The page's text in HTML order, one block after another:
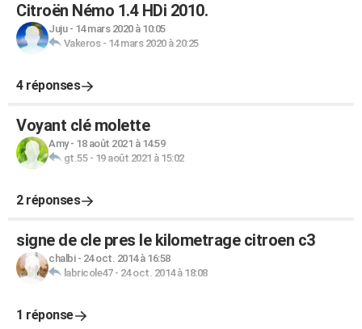
Citroën Némo 1.4 HDi 2010.
Juju- 14 mars 2020 à 10:05
Vakeros- 14 mars 2020 à 20:25
4 réponses
Voyant clé molette
Amy- 18 août 2021 à 14:59
gt.55- 19 août 2021 à 15:02
2 réponses
signe de cle pres le kilometrage citroen c3
chalbi- 24 oct. 2014 à 16:58
labricole47- 24 oct. 2014 à 18:08
1 réponse